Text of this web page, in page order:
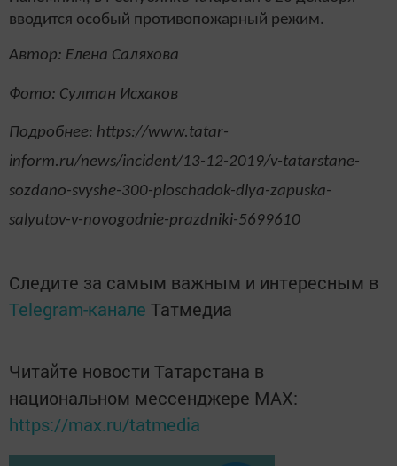
вводится особый противопожарный режим.
Автор: Елена Саляхова
Фото: Султан Исхаков
Подробнее: https://www.tatar-
inform.ru/news/incident/13-12-2019/v-tatarstane-
sozdano-svyshe-300-ploschadok-dlya-zapuska-
salyutov-v-novogodnie-prazdniki-5699610
Следите за самым важным и интересным в
Telegram-канале Татмедиа
Читайте новости Татарстана в
национальном мессенджере MАХ:
https://max.ru/tatmedia